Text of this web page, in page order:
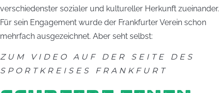
verschiedenster sozialer und kultureller Herkunft zueinander.
Für sein Engagement wurde der Frankfurter Verein schon
mehrfach ausgezeichnet. Aber seht selbst:
ZUM VIDEO AUF DER SEITE DES
SPORTKREISES FRANKFURT